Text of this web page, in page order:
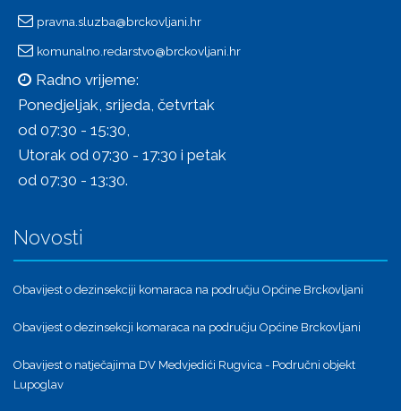
pravna.sluzba@brckovljani.hr
komunalno.redarstvo@brckovljani.hr
Radno vrijeme:
Ponedjeljak, srijeda, četvrtak
od 07:30 - 15:30,
Utorak od 07:30 - 17:30 i petak
od 07:30 - 13:30.
Novosti
Obavijest o dezinsekciji komaraca na području Općine Brckovljani
Obavijest o dezinsekcji komaraca na području Općine Brckovljani
Obavijest o natječajima DV Medvjedići Rugvica - Područni objekt
Lupoglav